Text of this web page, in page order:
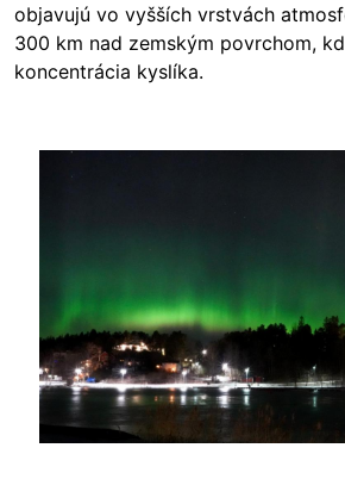
objavujú vo vyšších vrstvách
300 km nad zemským povrchom,
koncentrácia kyslíka.